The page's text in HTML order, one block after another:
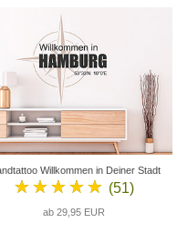
Willkommen in Deiner Stadt
★★★★★ (51)
ab 29,95 EUR